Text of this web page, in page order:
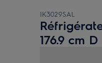
IK3029SAL
176.9 cm D